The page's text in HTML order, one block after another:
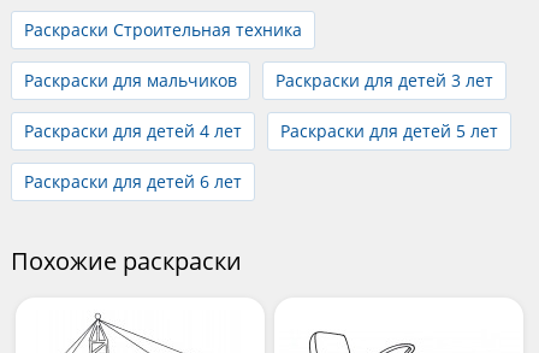
Раскраски Строительная техника
Раскраски для мальчиков Раскраски для детей 3 лет
Раскраски для детей 4 лет Раскраски для детей 5 лет
Раскраски для детей 6 лет
Похожие раскраски